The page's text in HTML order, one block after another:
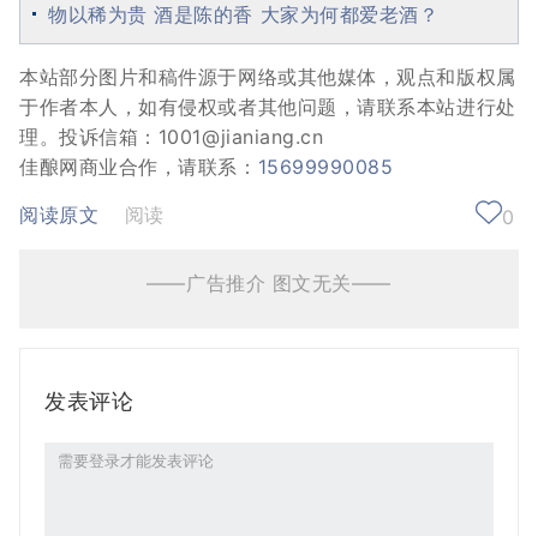
物以稀为贵 酒是陈的香 大家为何都爱老酒？
本站部分图片和稿件源于网络或其他媒体，观点和版权属
于作者本人，如有侵权或者其他问题，请联系本站进行处
理。投诉信箱：1001@jianiang.cn
佳酿网商业合作，请联系： 15699990085
阅读原文
阅读 0
——广告推介 图文无关——
发表评论